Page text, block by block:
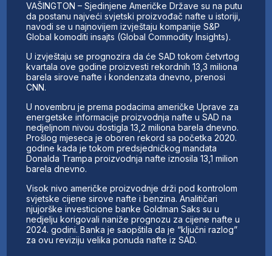
IZ STRANIH MEDIJA
AKTIVNOSTI
UČLANI SE
KONTAKT
VAŠINGTON – Sjedinjene Američke Države su na putu
da postanu najveći svjetski proizvođač nafte u istoriji,
navodi se u najnovijem izvještaju kompanije S&P
Global komoditi insajts (Global Commodity Insights).
U izvještaju se prognozira da će SAD tokom četvrtog
kvartala ove godine proizvesti rekordnih 13,3 miliona
barela sirove nafte i kondenzata dnevno, prenosi
CNN.
U novembru je prema podacima američke Uprave za
energetske informacije proizvodnja nafte u SAD na
nedjeljnom nivou dostigla 13,2 miliona barela dnevno.
Prošlog mjeseca je oboren rekord sa početka 2020.
godine kada je tokom predsjedničkog mandata
Donalda Trampa proizvodnja nafte iznosila 13,1 milion
barela dnevno.
Visok nivo američke proizvodnje drži pod kontrolom
svjetske cijene sirove nafte i benzina. Analitičari
njujorške investicione banke Goldman Saks su u
nedjelju korigovali naniže prognozu za cijene nafte u
2024. godini. Banka je saopštila da je “ključni razlog”
za ovu reviziju velika ponuda nafte iz SAD.